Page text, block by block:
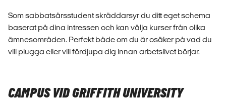
Som sabbatsårsstudent skräddarsyr du ditt eget schema
baserat på dina intressen och kan välja kurser från olika
ämnesområden. Perfekt både om du är osäker på vad du
vill plugga eller vill fördjupa dig innan arbetslivet börjar.
CAMPUS VID GRIFFITH UNIVERSITY